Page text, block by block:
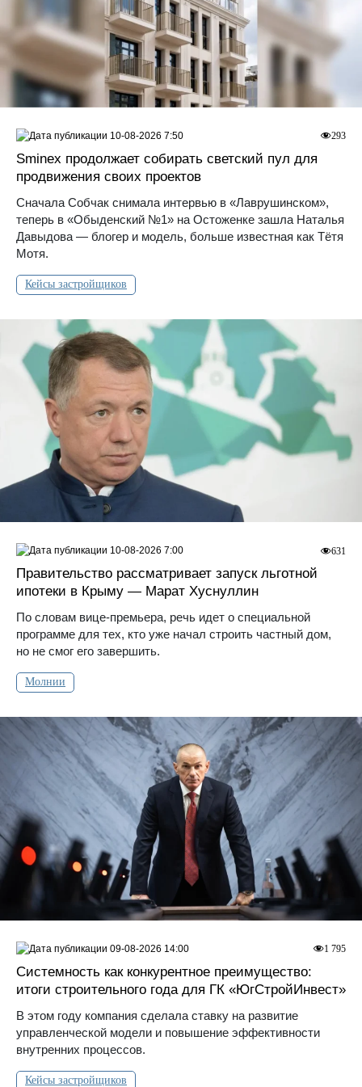
Sminex продолжает собирать светский пул для
продвижения своих проектов
Сначала Собчак снимала интервью в «Лаврушинском»,
теперь в «Обыденский №1» на Остоженке зашла Наталья
Давыдова — блогер и модель, больше известная как Тётя
Мотя.
Кейсы застройщиков
293
10-08-2026 7:50
Правительство рассматривает запуск льготной
ипотеки в Крыму — Марат Хуснуллин
По словам вице-премьера, речь идет о специальной
программе для тех, кто уже начал строить частный дом,
но не смог его завершить.
Молнии
631
10-08-2026 7:00
Системность как конкурентное преимущество:
итоги строительного года для ГК «ЮгСтройИнвест»
В этом году компания сделала ставку на развитие
управленческой модели и повышение эффективности
внутренних процессов.
Кейсы застройщиков
1 795
09-08-2026 14:00